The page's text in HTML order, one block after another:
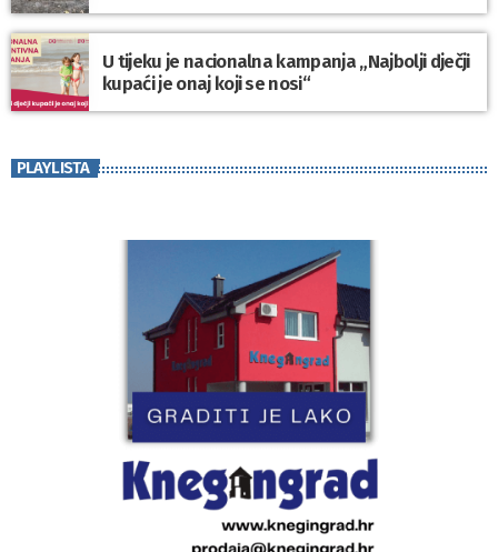
U tijeku je nacionalna kampanja „Najbolji dječji
kupaći je onaj koji se nosi“
PLAYLISTA